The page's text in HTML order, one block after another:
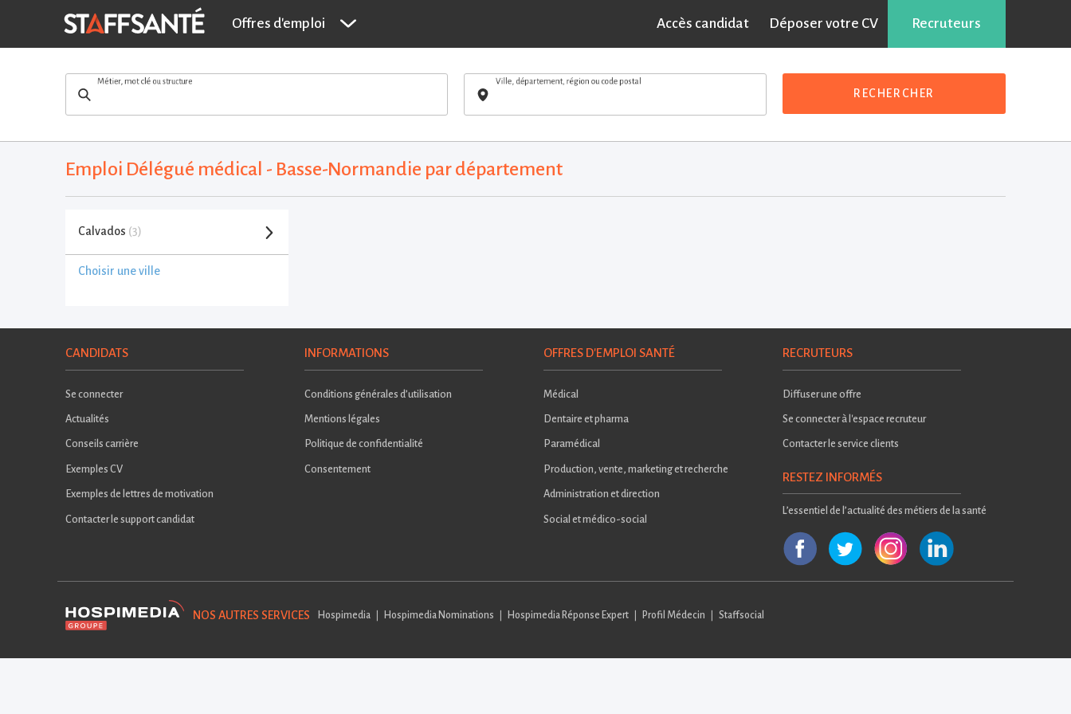
Offres d'emploi Accès candidat Déposer votre CV Recruteurs
Métier, mot clé ou structure Ville, département, région ou code postal
RECHERCHER
Emploi Délégué médical - Basse-Normandie par département
Calvados (3)
Choisir une ville
CANDIDATS
Se connecter
Actualités
Conseils carrière
Exemples CV
Exemples de lettres de motivation
Contacter le support candidat
INFORMATIONS
Conditions générales d’utilisation
Mentions légales
Politique de confidentialité
Consentement
OFFRES D'EMPLOI SANTÉ
Médical
Dentaire et pharma
Paramédical
Production, vente, marketing et recherche
Administration et direction
Social et médico-social
RECRUTEURS
Diffuser une offre
Se connecter à l'espace recruteur
Contacter le service clients
RESTEZ INFORMÉS
L’essentiel de l’actualité des métiers de la santé
NOS AUTRES SERVICES Hospimedia Hospimedia Nominations Hospimedia Réponse Expert Profil Médecin Staffsocial